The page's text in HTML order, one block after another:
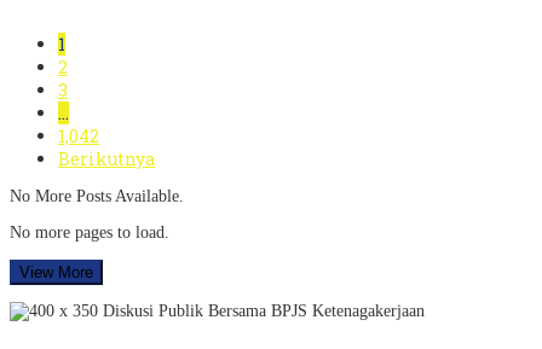
1
2
3
…
1,042
Berikutnya
No More Posts Available.
No more pages to load.
View More